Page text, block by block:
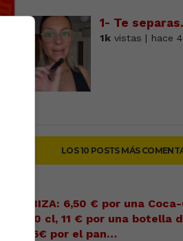
1- Te separas.
1kvistas | hace
LOS 10 POSTS MÁS
IBIZA: 6,50 € por una
20 cl, 11 € por una botella
16€ por el pan…